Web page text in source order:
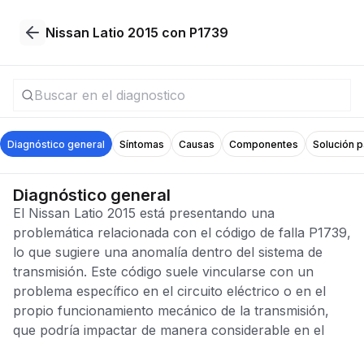
Nissan Latio 2015 con P1739
Diagnóstico general Síntomas Causas Componentes Solución
Diagnóstico general
El Nissan Latio 2015 está presentando una
problemática relacionada con el código de falla P1739,
lo que sugiere una anomalía dentro del sistema de
transmisión. Este código suele vincularse con un
problema específico en el circuito eléctrico o en el
propio funcionamiento mecánico de la transmisión,
que podría impactar de manera considerable en el